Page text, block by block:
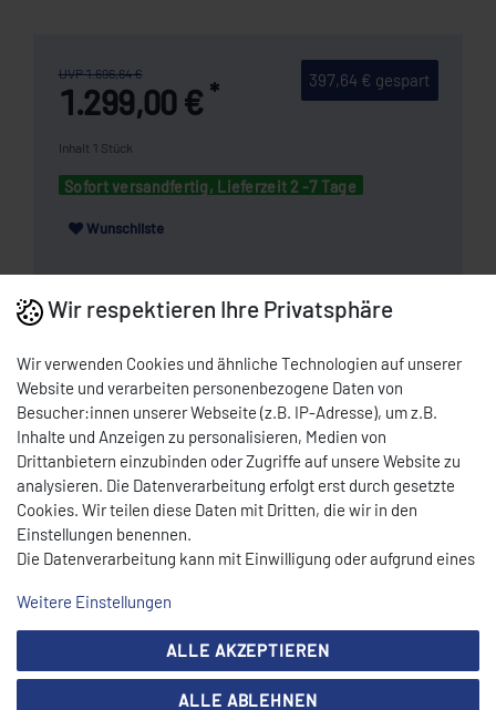
397,64 € gespart
UVP 1.696,64 €
1.299,00 € *
Inhalt 1 Stück
Sofort versandfertig, Lieferzeit 2 -7 Tage
Wunschliste
* Nettopreis | Bruttopreis inkl. 19% MwSt.: 1545,81 EUR, zzgl.Versandkosten
BESCHREIBUNG
Infrarot-Doppelbrenner mit Keramikplatten
Unsere Geräte erfüllen sämtliche Forderungen des
Gerätesicherheitsgesetzes
Wir respektieren Ihre Privatsphäre
Wir verwenden Cookies und ähnliche Technologien auf unserer
Website und verarbeiten personenbezogene Daten von
Besucher:innen unserer Webseite (z.B. IP-Adresse), um z.B.
Inhalte und Anzeigen zu personalisieren, Medien von
Drittanbietern einzubinden oder Zugriffe auf unsere Website zu
analysieren. Die Datenverarbeitung erfolgt erst durch gesetzte
Cookies. Wir teilen diese Daten mit Dritten, die wir in den
Einstellungen benennen.
Die Datenverarbeitung kann mit Einwilligung oder aufgrund eines
oder abgelehnt werden. Es besteht das Recht, nicht einzuwilligen
und die Einwilligung zu einem späteren Zeitpunkt zu ändern oder
zu widerrufen. Beachten Sie unserImpressum
Hinweise zur Verwendung personenbezogener Daten in unserer
Weitere Einstellungen
ALLE AKZEPTIEREN
ALLE ABLEHNEN